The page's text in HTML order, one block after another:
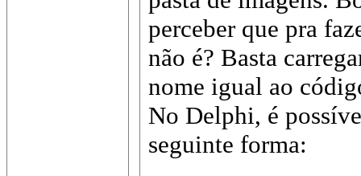
perceber que pra
não é? Basta
nome igual ao
No Delphi, é
seguinte forma: